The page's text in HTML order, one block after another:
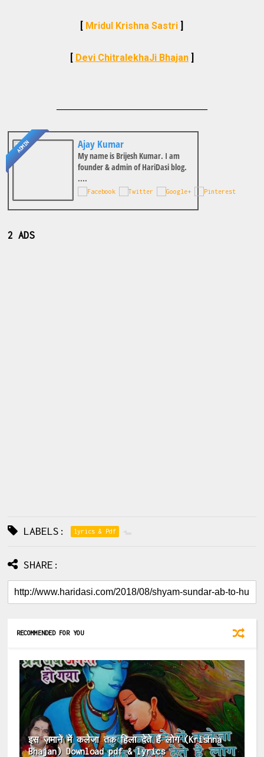
[ Mridul Krishna Sastri ]
[ Devi ChitralekhaJi Bhajan]
ADMIN Ajay Kumar
My name is Brijesh Kumar. I am
founder & admin of HariDasi blog.
....
2 ADS
LABELS: lyrics & Pdf
SHARE:
RECOMMENDED FOR YOU
इस ज़माने में कलेजा तक हिला देते हैं लोग (Krishna
Bhajan) Download pdf & lyrics